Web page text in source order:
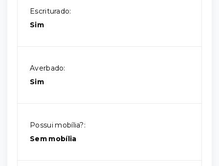
Escriturado:
Sim
Averbado:
Sim
Possui mobília?:
Sem mobília